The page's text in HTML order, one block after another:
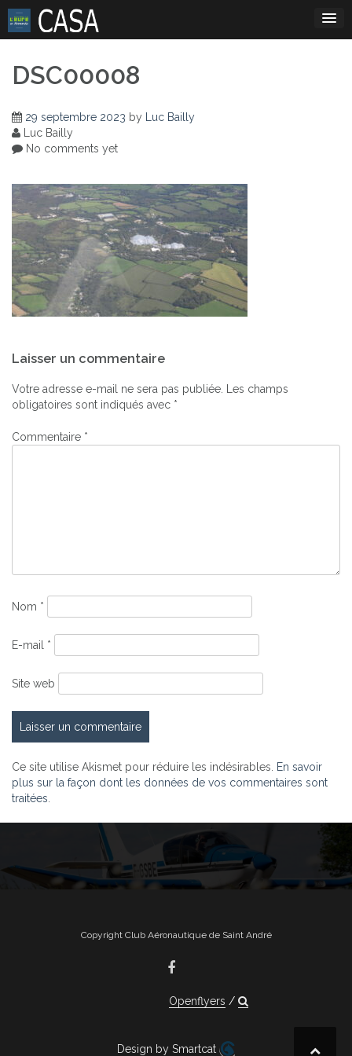
Skip
content
DSC00008
29 septembre 2023 by Luc Bailly
Luc Bailly
No comments yet
de
l’article
Laisser un commentaire
Votre adresse e-mail ne sera pas publiée. Les champs
obligatoires sont indiqués avec *
Commentaire *
Nom *
E-mail *
Site web
Ce site utilise Akismet pour réduire les indésirables. En savoir
plus sur la façon dont les données de vos commentaires sont
traitées
Copyright Club Aéronautique de Saint André
Openflyers
Design by Smartcat